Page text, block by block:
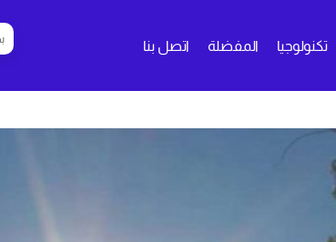
تكنولوجيا المفضلة اتصل بنا